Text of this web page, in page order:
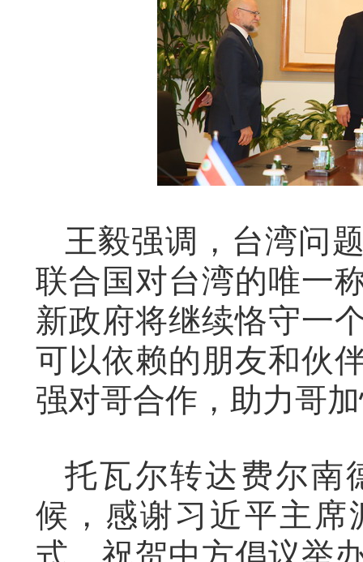
王毅强调，台湾问
联合国对台湾的唯一
新政府将继续恪守一
可以依赖的朋友和伙
强对哥合作，助力哥
托瓦尔转达费尔南
候，感谢习近平主席
式，祝贺中方倡议举